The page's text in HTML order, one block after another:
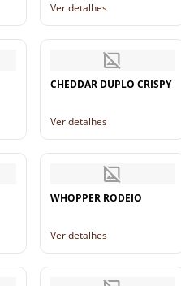
Ver detalhes
CHEDDAR DUPLO CRISPY
Ver detalhes
WHOPPER RODEIO
Ver detalhes